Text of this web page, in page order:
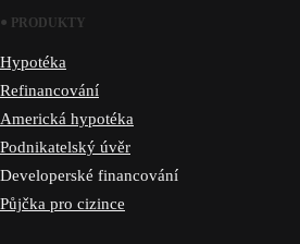
PRODUKTY
Hypotéka
Refinancování
Americká hypotéka
Podnikatelský úvěr
Developerské financování
Půjčka pro cizince